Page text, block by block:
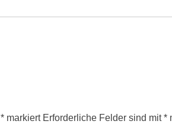
*markiertErforderliche Felder sind mit*